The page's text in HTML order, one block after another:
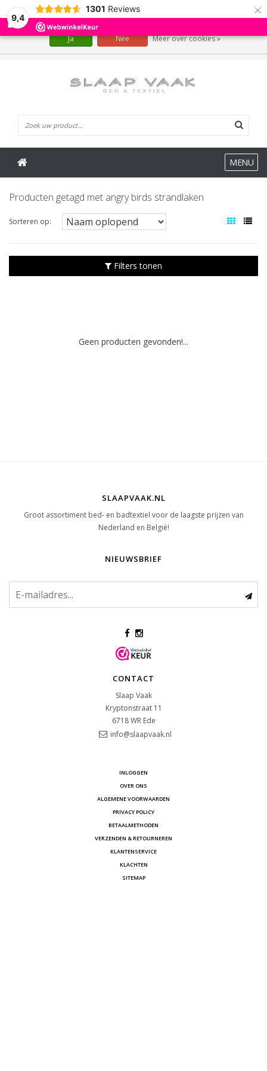
9,4
1301 Reviews ×
MENU
Producten getagd met angry birds strandlaken
Sorteren op:
Filters tonen
Geen producten gevonden!...
SLAAPVAAK.NL
Groot assortiment bed- en badtextiel voor de laagste prijzen van
Nederland en België!
NIEUWSBRIEF
CONTACT
Slaap Vaak
Kryptonstraat 11
6718 WR Ede
info@slaapvaak.nl
INLOGGEN
OVER ONS
ALGEMENE VOORWAARDEN
PRIVACY POLICY
BETAALMETHODEN
VERZENDEN & RETOURNEREN
KLANTENSERVICE
KLACHTEN
SITEMAP
Wij slaan cookies op om onze website te verbeteren. Is dat akkoord?
Ja Nee Meer over cookies »